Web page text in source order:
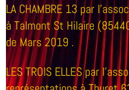
LA CHAMBRE 13 par
à Talmont St Hilaire
de Mars 2019 .
LES TROIS ELLES par